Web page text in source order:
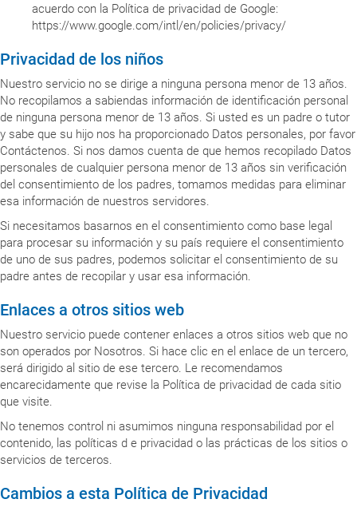
acuerdo con la Política de privacidad de Google:
https://www.google.com/intl/en/policies/privacy/
Privacidad de los niños
Nuestro servicio no se dirige a ninguna persona menor de 13 años.
No recopilamos a sabiendas información de identificación personal
de ninguna persona menor de 13 años. Si usted es un padre o tutor
y sabe que su hijo nos ha proporcionado Datos personales, por favor
Contáctenos. Si nos damos cuenta de que hemos recopilado Datos
personales de cualquier persona menor de 13 años sin verificación
del consentimiento de los padres, tomamos medidas para eliminar
esa información de nuestros servidores.
Si necesitamos basarnos en el consentimiento como base legal
para procesar su información y su país requiere el consentimiento
de uno de sus padres, podemos solicitar el consentimiento de su
padre antes de recopilar y usar esa información.
Enlaces a otros sitios web
Nuestro servicio puede contener enlaces a otros sitios web que no
son operados por Nosotros. Si hace clic en el enlace de un tercero,
será dirigido al sitio de ese tercero. Le recomendamos
encarecidamente que revise la Política de privacidad de cada sitio
que visite.
No tenemos control ni asumimos ninguna responsabilidad por el
contenido, las políticas d e privacidad o las prácticas de los sitios o
servicios de terceros.
Cambios a esta Política de Privacidad